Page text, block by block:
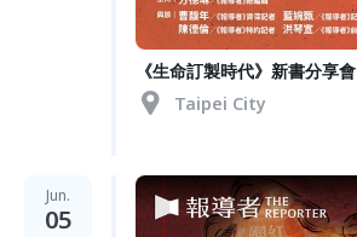
《生命訂製時代》新書分享會
Taipei City
Jun.
05